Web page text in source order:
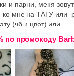
и парни, меня
ко мне на ТАТУ или
(чб и цвет) или...
по промокоду